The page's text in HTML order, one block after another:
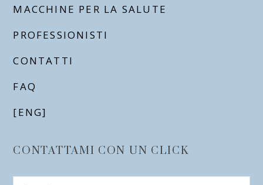
MACCHINE PER LA SALUTE
PROFESSIONISTI
CONTATTI
FAQ
[ENG]
CONTATTAMI CON UN CLICK